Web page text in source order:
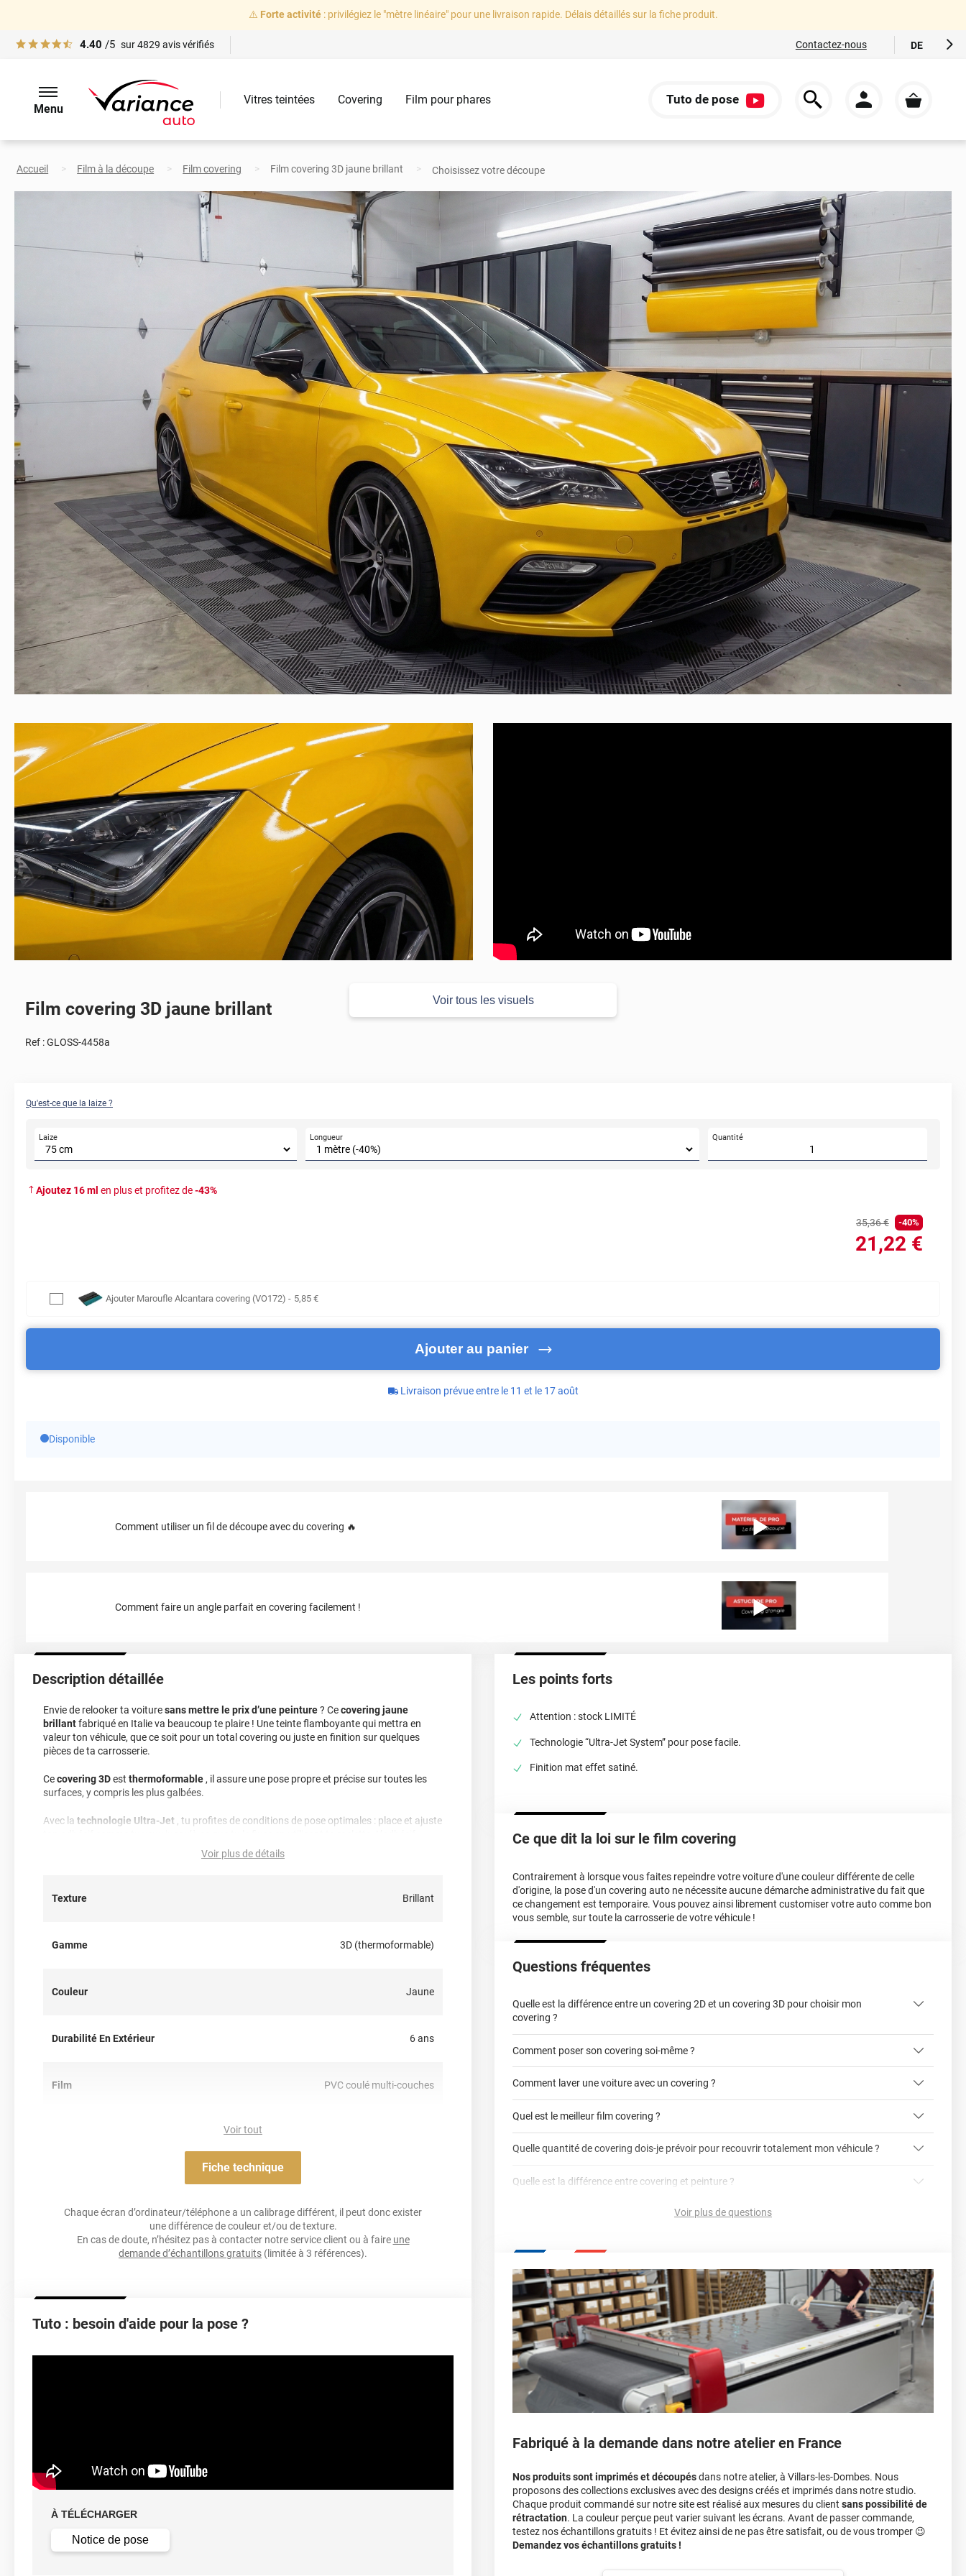
⚠️ Forte activité: privilégiez le "mètre linéaire" pour une livraison rapide. Délais détaillés sur la fiche produit.
4.40 /5 sur4829 avis vérifiés Contactez-nous DE
Menu
Vitres teintées Covering Film pour phares Tuto de pose
Accueil Film à la découpe Film covering Film covering 3D jaune brillant Choisissez votre découpe
Voir tous les visuels
Film covering 3D jaune brillant
Ref :GLOSS-4458a
Qu'est-ce que la laize ?
Laize Longueur Quantité
Ajoutez 16ml en plus et profitez de-43%
35,36€ -40%
21 ,22 €
Ajouter Maroufle Alcantara covering (VO172) - 5,85 €
Ajouter au panier
Livraison prévue entre le 11 et le 17 août
Disponible
Comment utiliser un fil de découpe avec du covering 🔥
Comment faire un angle parfait en covering facilement !
Description détaillée
Envie de relooker ta voituresans mettre le prix d’une peinture? Cecovering jaune
brillantfabriqué en Italie va beaucoup te plaire ! Une teinte flamboyante qui mettra en
valeur ton véhicule, que ce soit pour un total covering ou juste en finition sur quelques
pièces de ta carrosserie.
Cecovering 3Destthermoformable , il assure une pose propre et précise sur toutes les
surfaces, y compris les plus galbées.
Avec latechnologie Ultra-Jet , tu profites de conditions de pose optimales : place et ajuste
structuré évacue l’air pour un résultat sans bulles. Tu peux le poser toi-même et
économiser sur les frais d’installation.
lisseet un
Attention, : Ce produit est disponible jusqu’à épuisement des stocks.
Voir plus de détails
Texture Brillant
Gamme 3D (thermoformable)
Couleur Jaune
Durabilité En Extérieur 6 ans
Film PVC coulé multi-couches
Résistance À L'humidité
Température D'application
Voir tout
Fiche technique
Chaque écran d’ordinateur/téléphone a un calibrage différent, il peut donc exister
une différence de couleur et/ou de texture.
En cas de doute, n’hésitez pas à contacter notre service client ou à faire une
demande d’échantillons gratuits (limitée à 3 références).
Tuto : besoin d'aide pour la pose ?
À TÉLÉCHARGER
Notice de pose
Les points forts
Attention : stock LIMITÉ
Technologie “Ultra-Jet System” pour pose facile.
Finition mat effet satiné.
Ce que dit la loi sur le film covering
Contrairement à lorsque vous faites repeindre votre voiture d'une couleur différente de celle
d'origine, la pose d'un covering auto ne nécessite aucune démarche administrative du fait que
ce changement est temporaire. Vous pouvez ainsi librement customiser votre auto comme bon
vous semble, sur toute la carrosserie de votre véhicule !
Questions fréquentes
Quelle est la différence entre un covering 2D et un covering 3D pour choisir mon
covering ?
covering 2D
Comment poser son covering soi-même ?
Comment laver une voiture avec un covering ?
en cliquant ici
Quel est le meilleur film covering ?
covering 3D
Quelle quantité de covering dois-je prévoir pour recouvrir totalement mon véhicule ?
calculateur total covering
parechoc arrière, en passant par le toit.)
Multipliez ce résultat par 3.
conseillers commerciaux
Quelle est la différence entre covering et peinture ?
Le covering peut s'enlever à tout moment
Le covering revient moins cher
Est-il possible de retirer un covering ?
Quel covering choisir pour une voiture complète ?
covering 3D
calculateur
Voir plus de questions
Fabriqué à la demande dans notre atelier en France
Nos produits sont imprimés et découpésdans notre atelier, à Villars-les-Dombes. Nous
proposons des collections exclusives avec des designs créés et imprimés dans notre studio.
Chaque produit commandé sur notre site est réalisé aux mesures du client sans possibilité de
rétractation. La couleur perçue peut varier suivant les écrans. Avant de passer commande,
testez nos échantillons gratuits ! Et évitez ainsi de ne pas être satisfait, ou de vous tromper 😉
Demandez vos échantillons gratuits !